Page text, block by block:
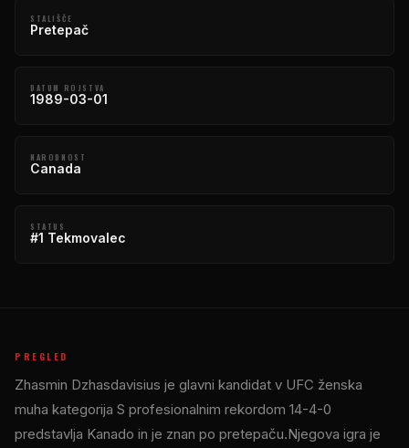
STALIŠČE
Pretepač
DATUM ROJSTVA
1989-03-01
NARODNOST
Canada
STATUS
#1 Tekmovalec
PREGLED
Zhasmin Dzhasdavisius je glavni kandidat v UFC ženska
muha kategorija S profesionalnim rekordom 14-4-0
predstavlja Kanado in je znan po pretepaču.Njegova igra je